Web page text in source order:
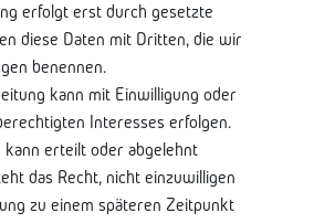
erfolgt erst durch gesetzte
diese Daten mit Dritten, die wir
benennen.
kann mit Einwilligung oder
Interesses erfolgen.
kann erteilt oder abgelehnt
das Recht, nicht einzuwilligen
zu einem späteren Zeitpunkt